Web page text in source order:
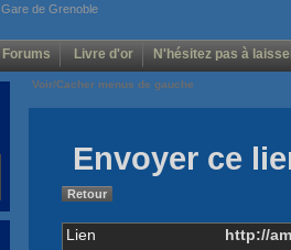
Gare de Grenoble
Forums Livre d'or N'hésitez pas à
Voir/Cacher menus de gauche
Envoyer ce
Retour
Lien
http://